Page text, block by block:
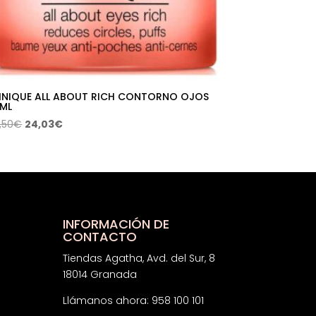
ALL ABOUT RICH CONTORNO OJOS
€ El
era:
24,03€El
es:
INFORMACIÓN DE
CONTACTO
Tiendas Agatha, Avd. del Sur, 8
18014 Granada
Llámanos ahora: 958 100 101